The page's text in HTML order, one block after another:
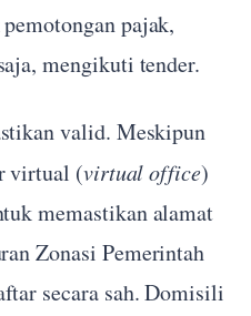
pajak,
mengikuti tender.
valid. Meskipun
virtual (virtual office)
memastikan alamat
Zonasi Pemerintah
secara sah. Domisili